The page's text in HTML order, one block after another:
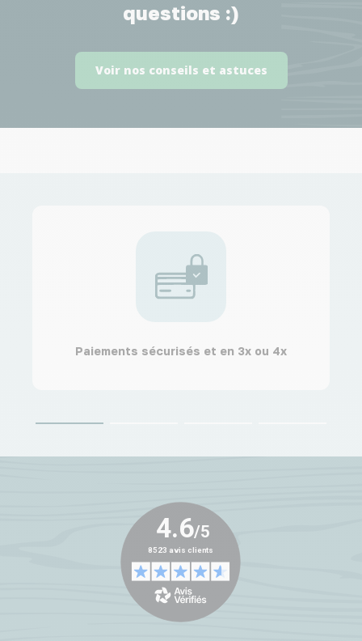
questions :)
Voir nos conseils et astuces
Paiements sécurisés et en 3x ou 4x